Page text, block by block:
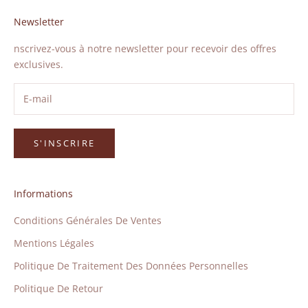
Newsletter
nscrivez-vous à notre newsletter pour recevoir des offres
exclusives.
S'INSCRIRE
Informations
Conditions Générales De Ventes
Mentions Légales
Politique De Traitement Des Données Personnelles
Politique De Retour